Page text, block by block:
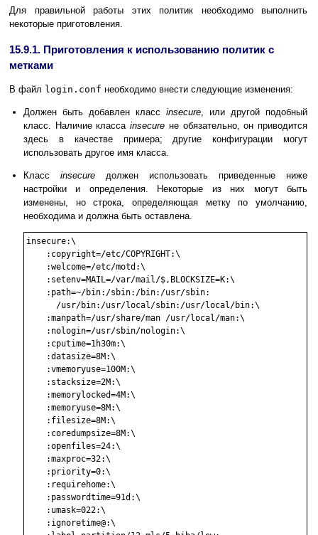
Для правильной работы этих политик необходимо выполнить
некоторые приготовления.
15.9.1. Приготовления к использованию политик с
метками
В файл login.conf необходимо внести следующие изменения:
Должен быть добавлен класс insecure, или другой подобный
класс. Наличие классаinsecure не обязательно, он приводится
здесь в качестве примера; другие конфигурации могут
использовать другое имя класса.
Класс insecure должен использовать приведенные ниже
настройки и определения. Некоторые из них могут быть
изменены, но строка, определяющая метку по умолчанию,
необходима и должна быть оставлена.
insecure:\
    :copyright=/etc/COPYRIGHT:\
    :welcome=/etc/motd:\
    :setenv=MAIL=/var/mail/$,BLOCKSIZE=K:\
    :path=~/bin:/sbin:/bin:/usr/sbin:
      /usr/bin:/usr/local/sbin:/usr/local/bin:\
    :manpath=/usr/share/man /usr/local/man:\
    :nologin=/usr/sbin/nologin:\
    :cputime=1h30m:\
    :datasize=8M:\
    :vmemoryuse=100M:\
    :stacksize=2M:\
    :memorylocked=4M:\
    :memoryuse=8M:\
    :filesize=8M:\
    :coredumpsize=8M:\
    :openfiles=24:\
    :maxproc=32:\
    :priority=0:\
    :requirehome:\
    :passwordtime=91d:\
    :umask=022:\
    :ignoretime@:\